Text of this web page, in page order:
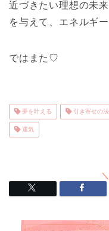
近づきたい理想の未
を与えて、エネルギ
ではまた♡
夢を叶える 引き寄せの法
運気